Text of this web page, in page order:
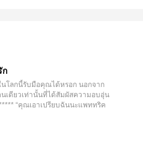
ก
โลกนี้รับมือคุณได้หรอก นอกจาก
เดียวเท่านั้นที่ได้สัมผัสความอบอุ่น
“คุณเอาเปรียบฉันนะแพททริค
เข้ามาหา ไม่หยุดจนกระทั่งริม
กับใบหูเธอและกระซิบด้วยเสียงต่ำ